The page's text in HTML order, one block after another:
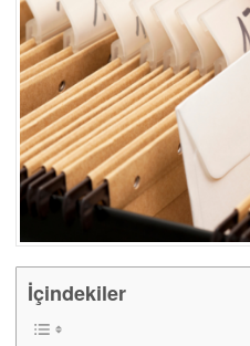
İçindekiler